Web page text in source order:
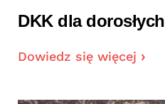
DKK dla dorosłych
Dowiedz się więcej